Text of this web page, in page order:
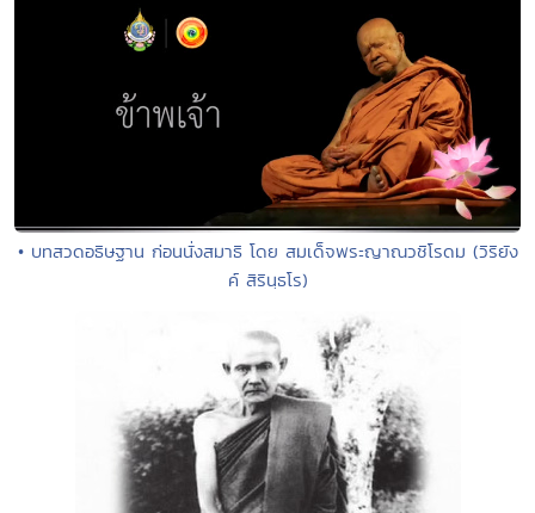
• บทสวดอธิษฐาน ก่อนนั่งสมาธิ โดย สมเด็จพระญาณวชิโรดม (วิริยัง
ค์ สิรินฺธโร)